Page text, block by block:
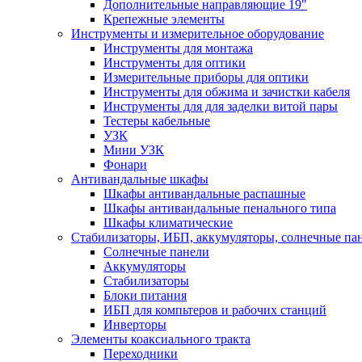
Дополнительные направляющие 19"
Крепежные элементы
Инструменты и измерительное оборудование
Инструменты для монтажа
Инструменты для оптики
Измерительные приборы для оптики
Инструменты для обжима и зачистки кабеля
Инструменты для для заделки витой пары
Тестеры кабельные
УЗК
Мини УЗК
Фонари
Антивандальные шкафы
Шкафы антивандальные распашные
Шкафы антивандальные пенального типа
Шкафы климатические
Стабилизаторы, ИБП, аккумуляторы, солнечные
Солнечные панели
Аккумуляторы
Стабилизаторы
Блоки питания
ИБП для компьтеров и рабочих станций
Инверторы
Элементы коаксиального тракта
Переходники